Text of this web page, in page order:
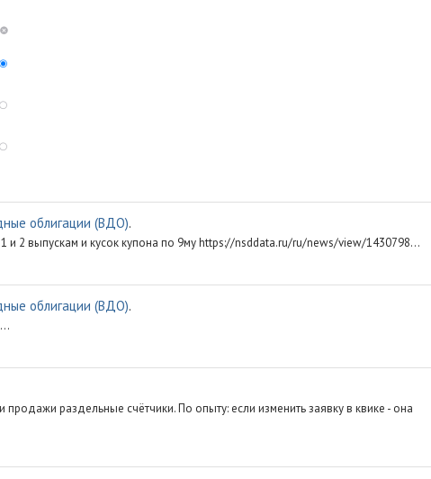
облигации (ВДО).
и 2 выпускам и кусок купона по 9му https://nsddata.ru/ru/news/view/1430798...
облигации (ВДО).
раздельные счётчики. По опыту: если изменить заявку в квике - она